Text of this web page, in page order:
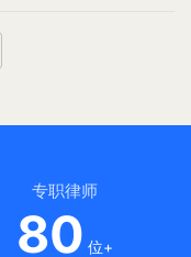
专职律师
80 位+